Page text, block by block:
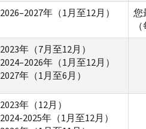
2026–2027年（1月至12月）
您
2023年（7月至12月）
2024–2026年（1月至12月）
2027年（1月至6月）
2023年（12月）
2024-2025年（1月至12月）